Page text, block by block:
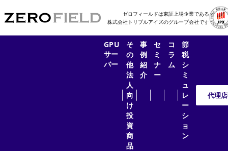
ゼロフィールドは東証上場企業である
株式会社トリプルアイズのグループ会社です
GPU
サー
バー
そ
の
他
法
人
向
け
投
資
商
品
事
例
紹
介
セ
ミ
ナ
ー
コ
ラ
ム
節
税
シ
ミ
ュ
レ
ー
シ
ョ
ン
代理